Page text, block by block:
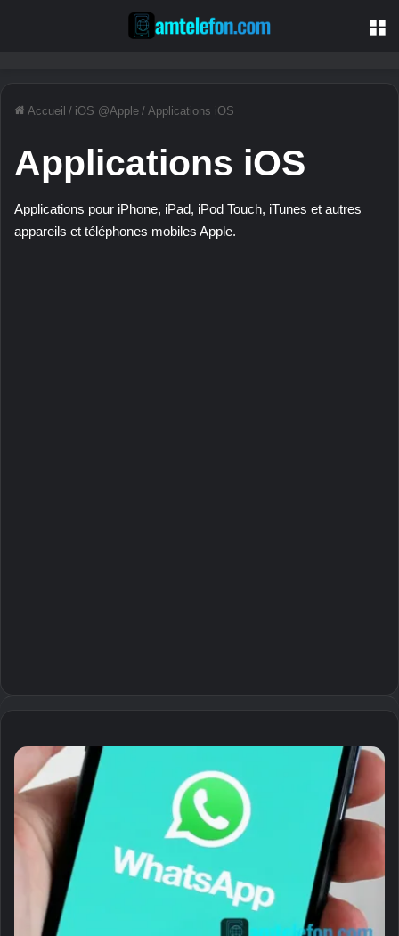
Accueil / iOS @Apple / Applications iOS
Applications iOS
Applications pour iPhone, iPad, iPod Touch, iTunes et autres
appareils et téléphones mobiles Apple.